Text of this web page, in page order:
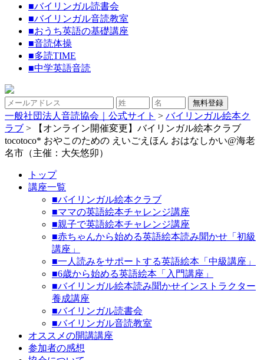
■バイリンガル読書会
■バイリンガル音読教室
■おうち英語の基礎講座
■音読体操
■多読TIME
■中学英語音読
一般社団法人音読協会｜公式サイト > バイリンガル絵本ク
ラブ >
【オンライン開催変更】バイリンガル絵本クラブ
tocotoco* おやこのための えいごえほん おはなしかい@海老
名市（主催：大矢悠卯）
トップ
講座一覧
■バイリンガル絵本クラブ
■ママの英語絵本チャレンジ講座
■親子で英語絵本チャレンジ講座
■赤ちゃんから始める英語絵本読み聞かせ「初級
講座」
■一人読みをサポートする英語絵本「中級講座」
■6歳から始める英語絵本「入門講座」
■バイリンガル絵本読み聞かせインストラクター
養成講座
■バイリンガル読書会
■バイリンガル音読教室
オススメの開講講座
参加者の感想